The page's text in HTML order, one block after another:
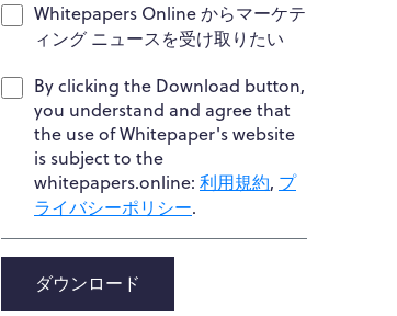
Whitepapers Online からマーケテ
ィング ニュースを受け取りたい
By clicking the Download button,
you understand and agree that
the use of Whitepaper's website
is subject to the
whitepapers.online: 利用規約, プ
ライバシーポリシー.
ダウンロード